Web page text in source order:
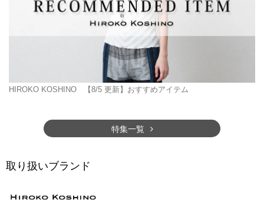
HIROKO KOSHINO 【8/5 更新】おすすめアイテム
特集一覧
取り扱いブランド